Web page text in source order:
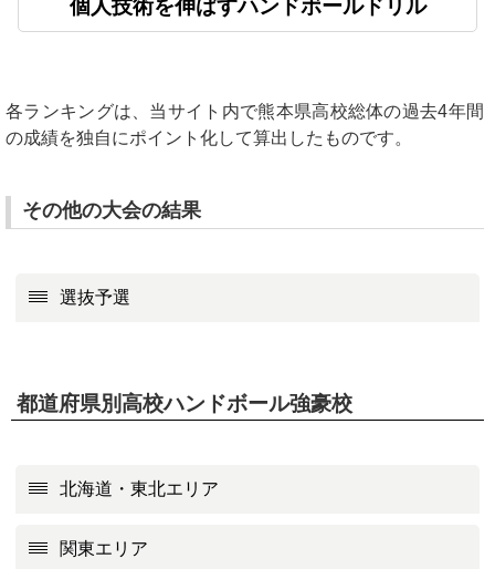
個人技術を伸ばすハンドボールドリル
各ランキングは、当サイト内で熊本県高校総体の過去4年間
の成績を独自にポイント化して算出したものです。
その他の大会の結果
選抜予選
都道府県別高校ハンドボール強豪校
北海道・東北エリア
関東エリア